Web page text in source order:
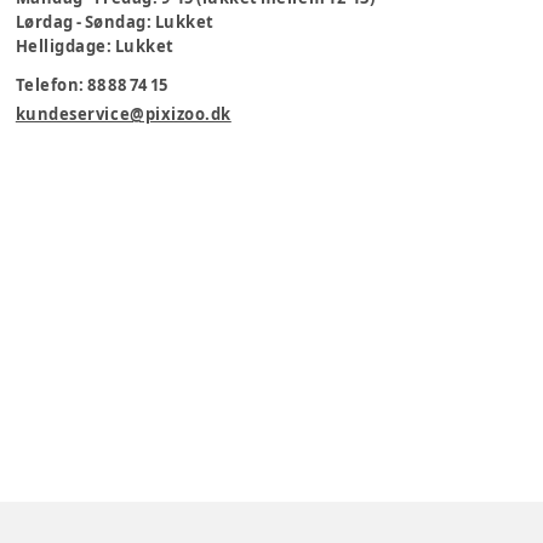
Lørdag - Søndag: Lukket
Helligdage: Lukket
Telefon: 88 88 74 15
kundeservice@pixizoo.dk